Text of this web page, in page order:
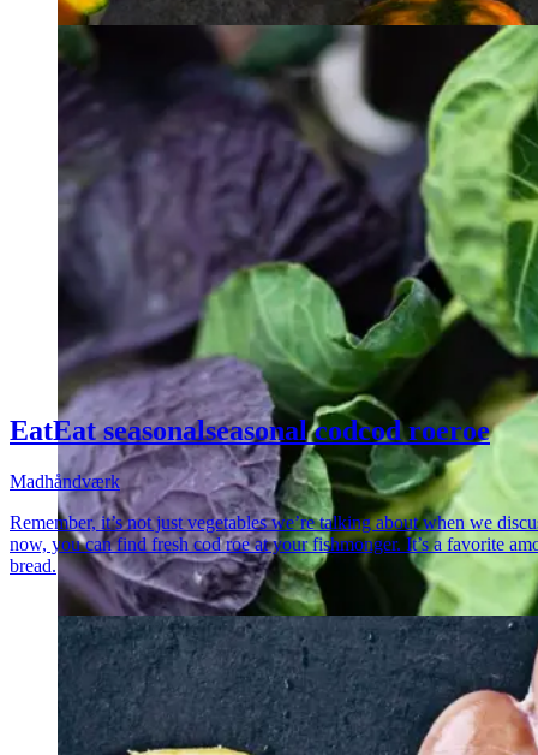
EatEat seasonalseasonal codcod roeroe
Madhåndværk
Remember, it’s not just vegetables we’re talking about when we
now, you can find fresh cod roe at your fishmonger. It’s a favorite
bread.